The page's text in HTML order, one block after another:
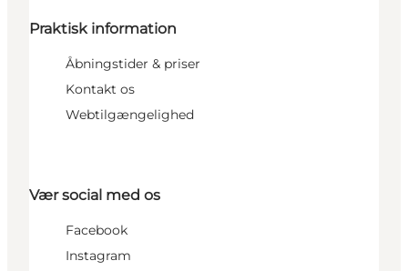
Praktisk information
Åbningstider & priser
Kontakt os
Webtilgængelighed
Vær social med os
Facebook
Instagram